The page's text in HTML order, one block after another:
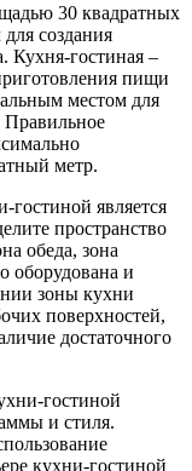
30 квадратных
создания
Кухня-гостиная –
пищи
местом для
Правильное
метр.
является
пространство
обеда, зона
оборудована и
зоны кухни
поверхностей,
достаточного
гостиной
и стиля.
кухни-гостиной